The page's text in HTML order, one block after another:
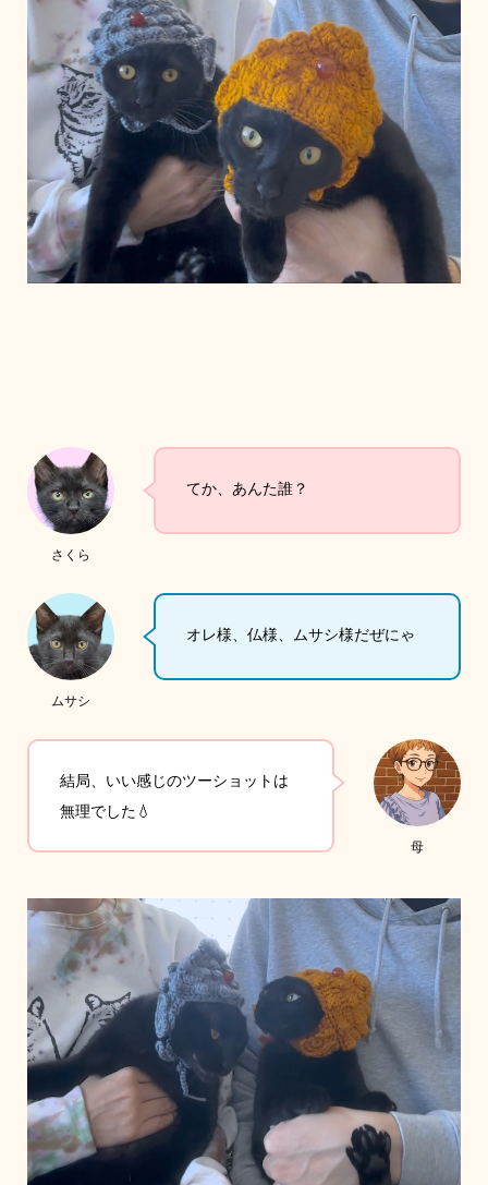
さくら
てか、あんた誰？
ムサシ
オレ様、仏様、ムサシ様だぜにゃ
母
結局、いい感じのツーショットは
無理でした💧